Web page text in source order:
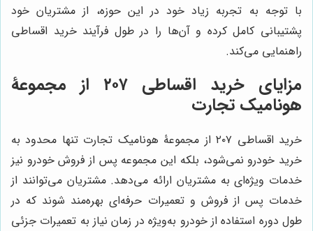
با توجه به تجربه زیاد خود در این حوزه، از مشتریان خود
پشتیبانی کامل کرده و آن‌ها را در طول فرآیند خرید اقساطی
راهنمایی می‌کند.
مزایای خرید اقساطی ۲۰۷ از مجموعۀ
هونامیک تجارت
خرید اقساطی ۲۰۷ از مجموعۀ هونامیک تجارت تنها محدود به
خرید خودرو نمی‌شود، بلکه این مجموعه پس از فروش خودرو نیز
خدمات ویژه‌ای به مشتریان ارائه می‌دهد. مشتریان می‌توانند از
خدمات پس از فروش و تعمیرات حرفه‌ای بهره‌مند شوند که در
طول دوره استفاده از خودرو به‌ویژه در زمان نیاز به تعمیرات جزئی